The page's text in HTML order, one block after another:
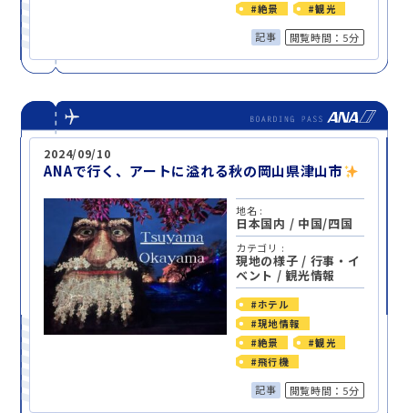
#絶景
#観光
記事 閲覧時間：5分
2024/09/10
ANAで行く、アートに溢れる秋の岡山県津山市
地名 :
日本国内 / 中国/四国
カテゴリ :
現地の様子 / 行事・イ
ベント / 観光情報
#ホテル
#現地情報
#絶景
#観光
#飛行機
記事 閲覧時間：5分